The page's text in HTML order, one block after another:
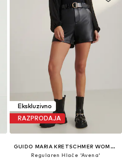
Ekskluzivno
RAZPRODAJA
GUIDO MARIA KRETSCHMER WOMEN
Regularen Hlače 'Avena'